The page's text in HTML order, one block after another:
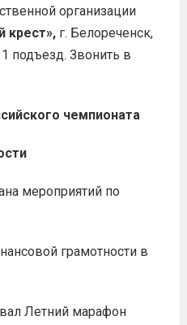
организации
крест», г. Белореченск,
подъезд. Звонить в
чемпионата
мероприятий по
грамотности в
Летний марафон